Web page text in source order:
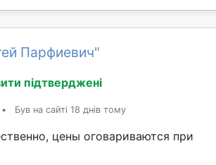
Парфиевич"
підтверджені
• Був на сайті 18 днів тому
цены оговариваются при